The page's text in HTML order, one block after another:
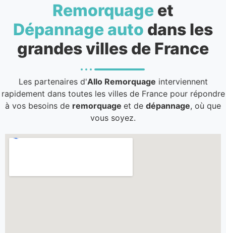
Remorquage et
Dépannage auto dans les
grandes villes de France
Les partenaires d'Allo Remorquage interviennent
rapidement dans toutes les villes de France pour répondre
à vos besoins de remorquage et de dépannage, où que
vous soyez.